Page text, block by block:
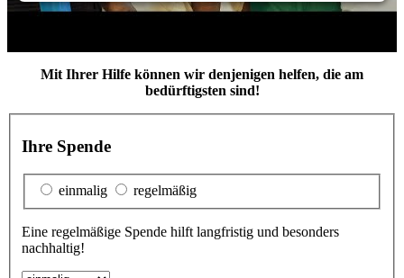
Mit Ihrer Hilfe können wir denjenigen helfen, die am
bedürftigsten sind!
Ihre Spende
einmalig regelmäßig
Eine regelmäßige Spende hilft langfristig und besonders
nachhaltig!